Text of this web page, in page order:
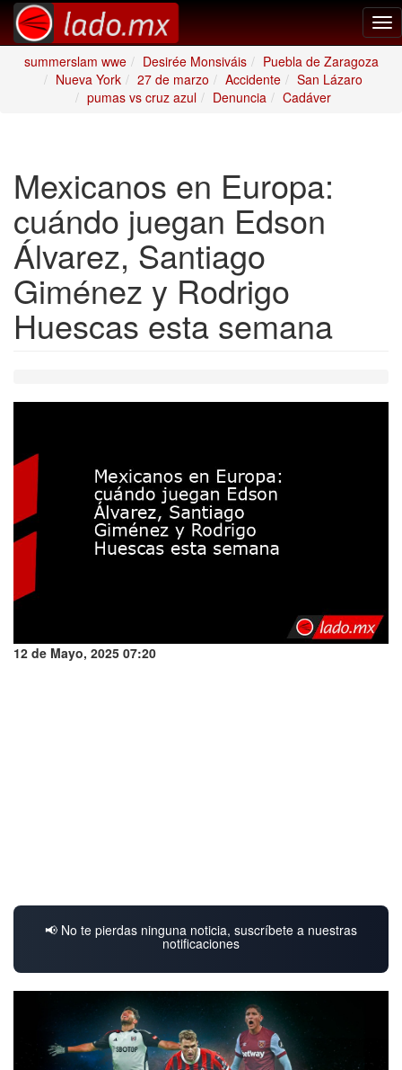
summerslam wwe
Desirée Monsiváis
Puebla de Zaragoza
Nueva York
27 de marzo Accidente
San Lázaro
pumas vs cruz azul
Denuncia Cadáver
Mexicanos en Europa:
cuándo juegan Edson
Álvarez, Santiago
Giménez y Rodrigo
Huescas esta semana
12 de Mayo, 2025 07:20
📢 No te pierdas ninguna noticia, suscríbete a nuestras
notificaciones